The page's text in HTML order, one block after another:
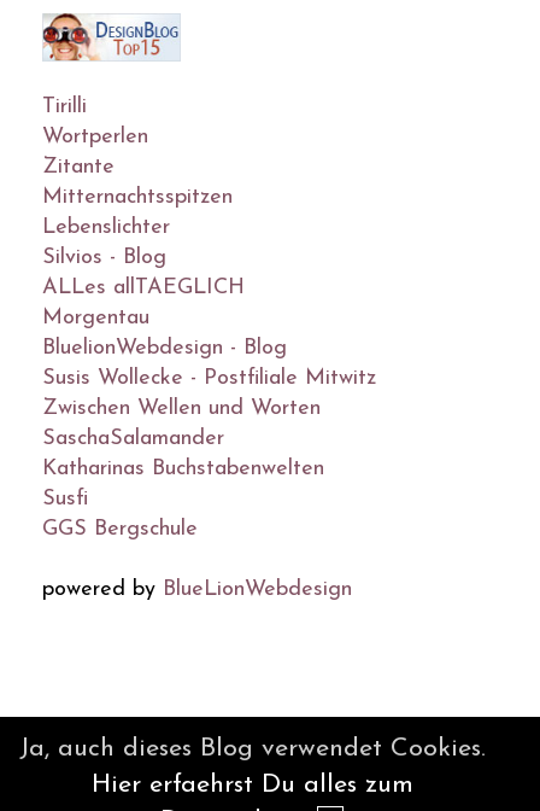
Tirilli
Wortperlen
Zitante
Mitternachtsspitzen
Lebenslichter
Silvios - Blog
ALLes allTAEGLICH
Morgentau
BluelionWebdesign - Blog
Susis Wollecke - Postfiliale Mitwitz
Zwischen Wellen und Worten
SaschaSalamander
Katharinas Buchstabenwelten
Susfi
GGS Bergschule
powered by BlueLionWebdesign
BlueLionWebdesign.de
Ja, auch dieses Blog verwendet Cookies.
Hier erfaehrst Du alles zum